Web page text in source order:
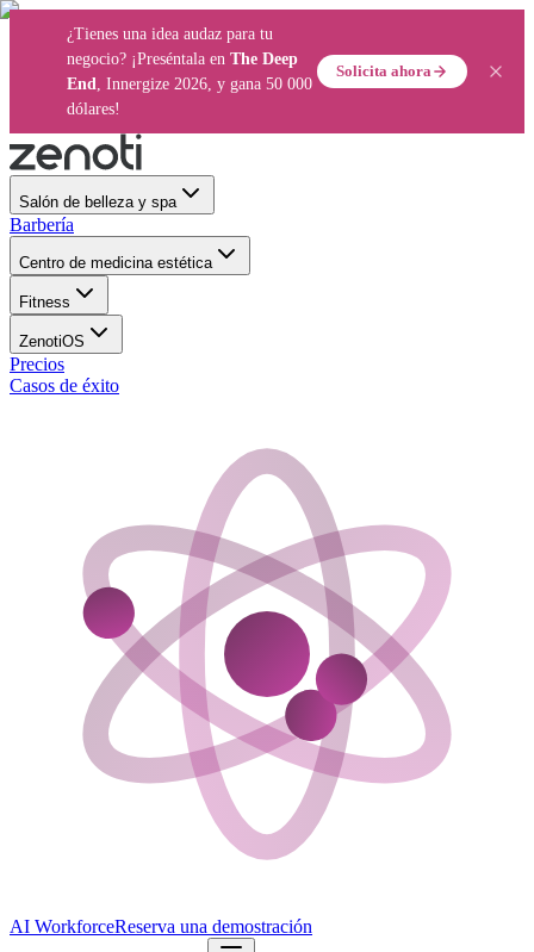
¿Tienes una idea audaz para tu
negocio? ¡Preséntala en The Deep
End, Innergize 2026, y gana 50 000
dólares!
Solicita ahora
Salón de belleza y spa
Barbería
Centro de medicina estética
Fitness
ZenotiOS
Precios
Casos de éxito
AI WorkforceReserva una demostración